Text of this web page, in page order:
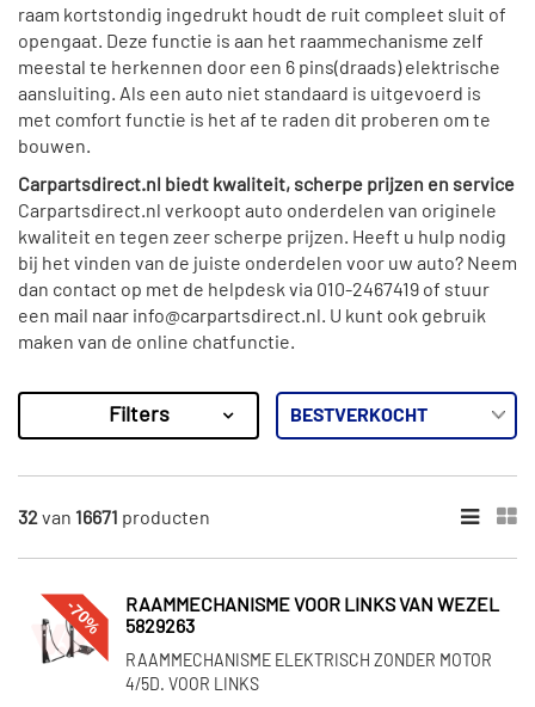
raam kortstondig ingedrukt houdt de ruit compleet sluit of
opengaat. Deze functie is aan het raammechanisme zelf
meestal te herkennen door een 6 pins(draads) elektrische
aansluiting. Als een auto niet standaard is uitgevoerd is
met comfort functie is het af te raden dit proberen om te
bouwen.
Carpartsdirect.nl biedt kwaliteit, scherpe prijzen en service
Carpartsdirect.nl verkoopt auto onderdelen van originele
kwaliteit en tegen zeer scherpe prijzen. Heeft u hulp nodig
bij het vinden van de juiste onderdelen voor uw auto? Neem
dan contact op met de helpdesk via 010-2467419 of stuur
een mail naar info@carpartsdirect.nl. U kunt ook gebruik
maken van de online chatfunctie.
Resultaten
×
Van Wezel (1492)
Bodermann (261)
Blic (1619)
Klokkerholm (34)
Filters
32van 16671 producten
-70%
RAAMMECHANISME VOOR LINKS VAN WEZEL
5829263
RAAMMECHANISME ELEKTRISCH ZONDER MOTOR
4/5D. VOOR LINKS